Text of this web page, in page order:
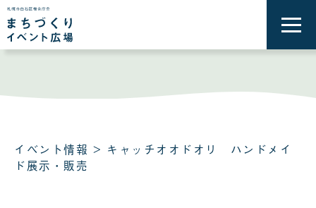
ニ
イベント情報 > キャッチオオドオリ ハンドメイ
ド展示・販売